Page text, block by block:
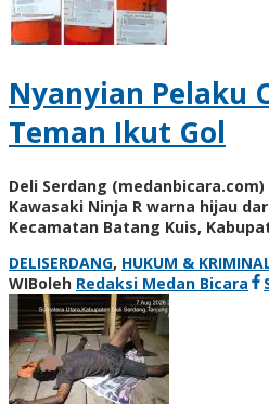
Nyanyian Pelaku
Teman Ikut Gol
Deli Serdang
Kawasaki Ninja R warna hijau
Kecamatan Batang Kuis,
DELISERDANG, HUKUM &
WIBoleh Redaksi Medan Bicara